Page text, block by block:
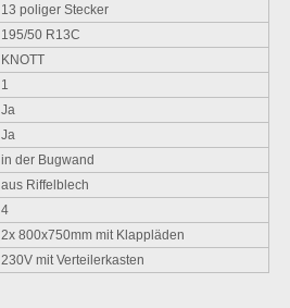
13 poliger Stecker
195/50 R13C
KNOTT
1
Ja
Ja
in der Bugwand
aus Riffelblech
4
2x 800x750mm mit Klappläden
230V mit Verteilerkasten